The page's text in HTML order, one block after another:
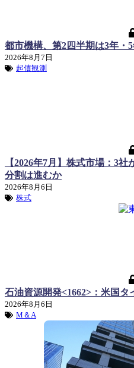
都市機構、第2四半期は3年・
2026年8月7日
起債観測
【2026年7月】株式市場：3
分割は進むか
2026年8月6日
株式
石油資源開発<1662>：米国
2026年8月6日
M＆A